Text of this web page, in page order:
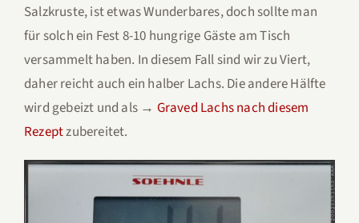
Salzkruste, ist etwas Wunderbares, doch sollte man
für solch ein Fest 8-10 hungrige Gäste am Tisch
versammelt haben. In diesem Fall sind wir zu Viert,
daher reicht auch ein halber Lachs. Die andere Hälfte
wird gebeizt und als → Graved Lachs nach diesem
Rezeptzubereitet.